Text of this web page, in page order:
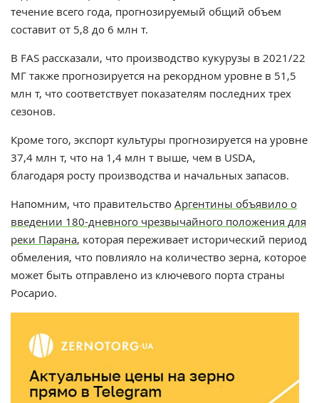
течение всего года, прогнозируемый общий объем
составит от 5,8 до 6 млн т.
В FAS рассказали, что производство кукурузы в 2021/22
МГ также прогнозируется на рекордном уровне в 51,5
млн т, что соответствует показателям последних трех
сезонов.
Кроме того, экспорт культуры прогнозируется на уровне
37,4 млн т, что на 1,4 млн т выше, чем в USDA,
благодаря росту производства и начальных запасов.
Напомним, что правительство Аргентины объявило о
введении 180-дневного чрезвычайного положения для
реки Парана, которая переживает исторический период
обмеления, что повлияло на количество зерна, которое
может быть отправлено из ключевого порта страны
Росарио.